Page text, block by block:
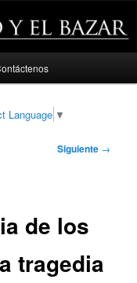
Language ▼
Siguiente →
de los
tragedia